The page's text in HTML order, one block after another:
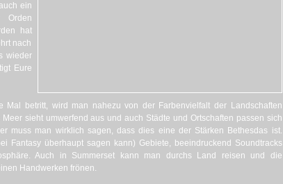
ein
Orden
hat
nach
wieder
Eure
Mal betritt, wird man nahezu von der Farbenvielfalt der Landschaften
sieht umwerfend aus und auch Städte und Ortschaften passen sich
muss man wirklich sagen, dass dies eine der Stärken Bethesdas ist.
Fantasy überhaupt sagen kann) Gebiete, beeindruckend Soundtracks
Auch in Summerset kann man durchs Land reisen und die
Handwerken frönen.